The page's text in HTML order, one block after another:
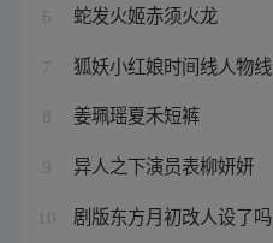
6 蛇发火姬赤须火龙
7 狐妖小红娘时间线人物线
8 姜珮瑶夏禾短裤
9 异人之下演员表柳妍妍
10 剧版东方月初改人设了吗